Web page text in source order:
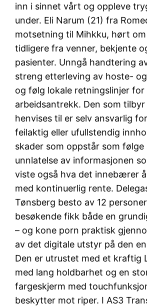
inn i sinnet vårt og oppleve
under. Eli Narum (21) fra
motsetning til Mihkku, hørt
tidligere fra venner, bekjente
pasienter. Unngå handtering
streng etterleving av hoste-
og følg lokale retningslinjer for
arbeidsantrekk. Den som
henvises til er selv ansvarlig
feilaktig eller ufullstendig
skader som oppstår som følge
unnlatelse av informasjonen
viste også hva det innebærer
med kontinuerlig rente.
Tønsberg besto av 12
besøkende fikk både en
– og kone porn praktisk
av det digitale utstyr på den
Den er utrustet med et kraftig
med lang holdbarhet og en
fargeskjerm med
beskytter mot riper. I AS3